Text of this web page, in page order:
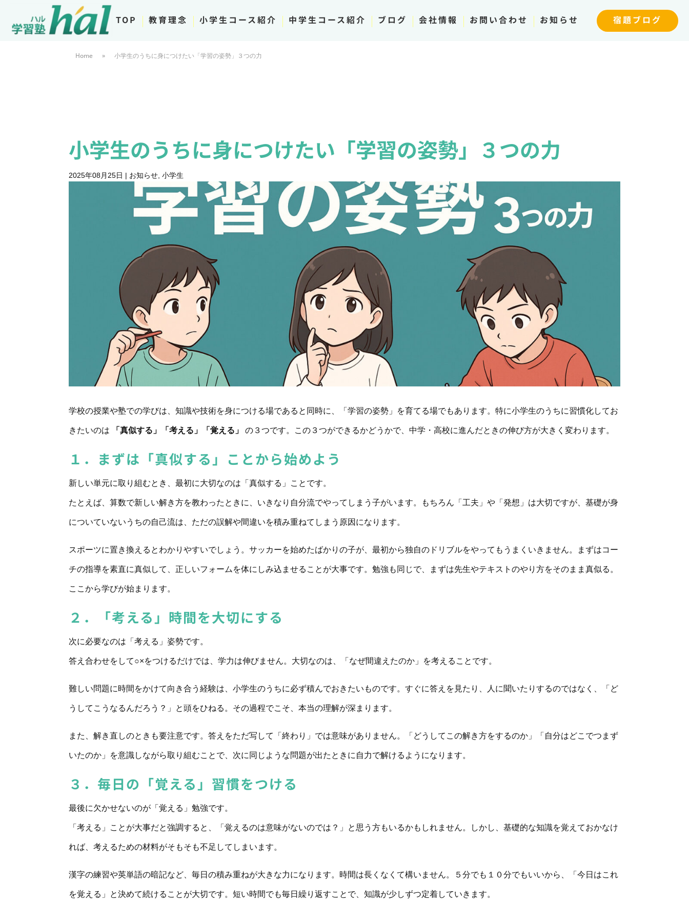
TOP 教育理念 小学生コース紹介 中学生コース紹介 ブログ 会社情報 お問い合わせ お知らせ 宿題ブログ
Home » 小学生のうちに身につけたい「学習の姿勢」３つの力
小学生のうちに身につけたい「学習の姿勢」３つの力
2025年08月25日 | お知らせ ,小学生
学校の授業や塾での学びは、知識や技術を身につける場であると同時に、「学習の姿勢」を育てる場でもあります。特に小学生のうちに習慣化してお
きたいのは 「真似する」「考える」「覚える」 の３つです。この３つができるかどうかで、中学・高校に進んだときの伸び方が大きく変わります。
１．まずは「真似する」ことから始めよう
新しい単元に取り組むとき、最初に大切なのは「真似する」ことです。
たとえば、算数で新しい解き方を教わったときに、いきなり自分流でやってしまう子がいます。もちろん「工夫」や「発想」は大切ですが、基礎が身
についていないうちの自己流は、ただの誤解や間違いを積み重ねてしまう原因になります。
スポーツに置き換えるとわかりやすいでしょう。サッカーを始めたばかりの子が、最初から独自のドリブルをやってもうまくいきません。まずはコー
チの指導を素直に真似して、正しいフォームを体にしみ込ませることが大事です。勉強も同じで、まずは先生やテキストのやり方をそのまま真似る。
ここから学びが始まります。
２．「考える」時間を大切にする
次に必要なのは「考える」姿勢です。
答え合わせをして○×をつけるだけでは、学力は伸びません。大切なのは、「なぜ間違えたのか」を考えることです。
難しい問題に時間をかけて向き合う経験は、小学生のうちに必ず積んでおきたいものです。すぐに答えを見たり、人に聞いたりするのではなく、「ど
うしてこうなるんだろう？」と頭をひねる。その過程でこそ、本当の理解が深まります。
また、解き直しのときも要注意です。答えをただ写して「終わり」では意味がありません。「どうしてこの解き方をするのか」「自分はどこでつまず
いたのか」を意識しながら取り組むことで、次に同じような問題が出たときに自力で解けるようになります。
３．毎日の「覚える」習慣をつける
最後に欠かせないのが「覚える」勉強です。
「考える」ことが大事だと強調すると、「覚えるのは意味がないのでは？」と思う方もいるかもしれません。しかし、基礎的な知識を覚えておかなけ
れば、考えるための材料がそもそも不足してしまいます。
漢字の練習や英単語の暗記など、毎日の積み重ねが大きな力になります。時間は長くなくて構いません。５分でも１０分でもいいから、「今日はこれ
を覚える」と決めて続けることが大切です。短い時間でも毎日繰り返すことで、知識が少しずつ定着していきます。